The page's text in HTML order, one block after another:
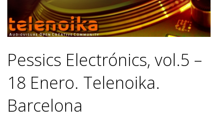
Pessics Electrónics, vol.5 –
18 Enero. Telenoika.
Barcelona